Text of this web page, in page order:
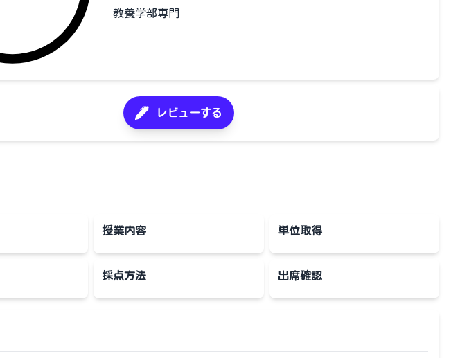
教養学部専門
レビューする
授業内容 単位取得
採点方法 出席確認